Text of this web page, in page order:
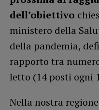
dell’obiettivo
ministero della
della pandemia,
rapporto tra
letto (14 posti ogni
Nella nostra